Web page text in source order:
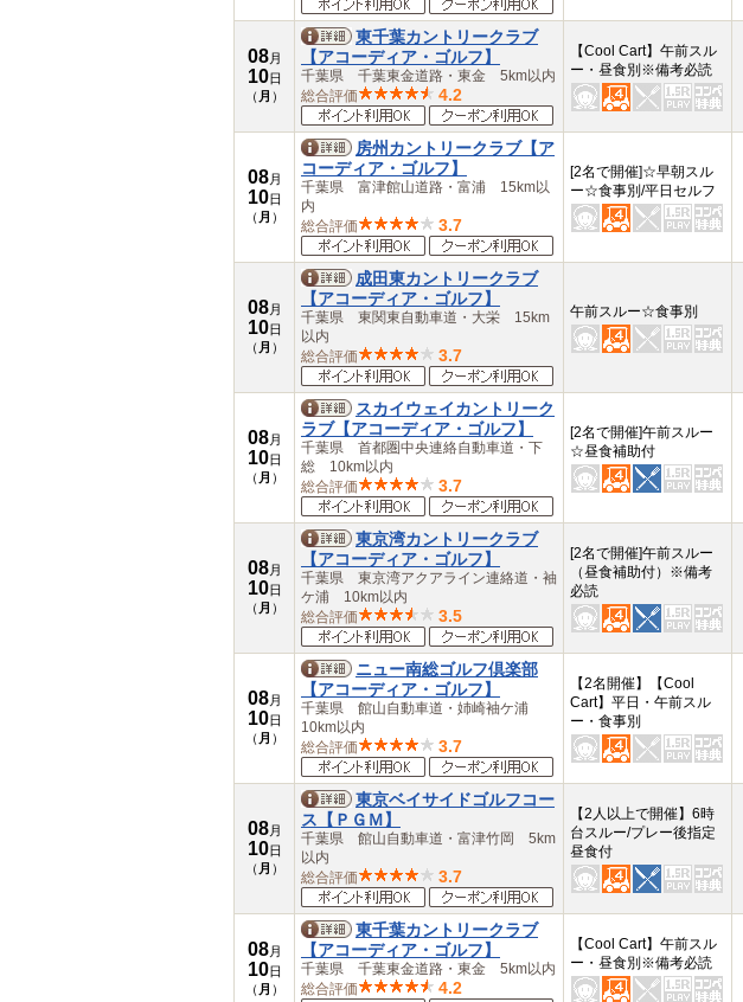
08月
10日
（ 月 ）
東千葉カントリークラブ
【アコーディア・ゴルフ】
千葉県 千葉東金道路・東金 5km以内
総合評価
4.2
【Cool Cart】午前スル
ー・昼食別※備考必読
08月
10日
（ 月 ）
房州カントリークラブ【ア
コーディア・ゴルフ】
千葉県 富津館山道路・富浦 15km以
内
総合評価
3.7
[2名で開催]☆早朝スル
ー☆食事別/平日セルフ
08月
10日
（ 月 ）
成田東カントリークラブ
【アコーディア・ゴルフ】
千葉県 東関東自動車道・大栄 15km
以内
総合評価
3.7
午前スルー☆食事別
08月
10日
（ 月 ）
スカイウェイカントリーク
ラブ【アコーディア・ゴルフ】
千葉県 首都圏中央連絡自動車道・下
総 10km以内
総合評価
3.7
[2名で開催]午前スルー
☆昼食補助付
08月
10日
（ 月 ）
東京湾カントリークラブ
【アコーディア・ゴルフ】
千葉県 東京湾アクアライン連絡道・袖
ケ浦 10km以内
総合評価
3.5
[2名で開催]午前スルー
（昼食補助付）※備考
必読
08月
10日
（ 月 ）
ニュー南総ゴルフ倶楽部
【アコーディア・ゴルフ】
千葉県 館山自動車道・姉崎袖ケ浦
10km以内
総合評価
3.7
【2名開催】【Cool
Cart】平日・午前スル
ー・食事別
08月
10日
（ 月 ）
東京ベイサイドゴルフコー
ス【ＰＧＭ】
千葉県 館山自動車道・富津竹岡 5km
以内
総合評価
3.7
【2人以上で開催】6時
台スルー/プレー後指定
昼食付
08月
10日
（ 月 ）
東千葉カントリークラブ
【アコーディア・ゴルフ】
千葉県 千葉東金道路・東金 5km以内
総合評価
4.2
【Cool Cart】午前スル
ー・昼食別※備考必読